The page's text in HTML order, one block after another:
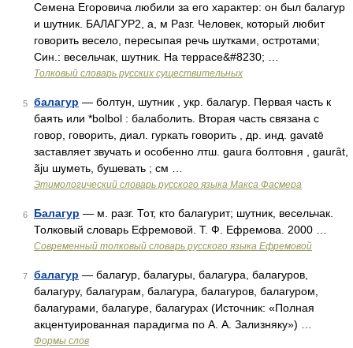
Семена Егоровича любили за его характер: он был балагур
и шутник. БАЛАГУР2, а, м Разг. Человек, который любит
говорить весело, пересыпая речь шутками, остротами;
Син.: весельчак, шутник. На террасе&#8230; …
Толковый словарь русских существительных
5 балагур — болтун, шутник , укр. балагур. Первая часть к
баять или *bolbol : балаболить. Вторая часть связана с
говор, говорить, диал. гуркать говорить , др. инд. gavatē
заставляет звучать и особенно лтш. gaura болтовня , gaurât,
ãju шуметь, бушевать ; см …
Этимологический словарь русского языка Макса Фасмера
6 Балагур — м. разг. Тот, кто балагурит; шутник, весельчак.
Толковый словарь Ефремовой. Т. Ф. Ефремова. 2000 …
Современный толковый словарь русского языка Ефремовой
7 балагур — балагур, балагуры, балагура, балагуров,
балагуру, балагурам, балагура, балагуров, балагуром,
балагурами, балагуре, балагурах (Источник: «Полная
акцентуированная парадигма по А. А. Зализняку») …
Формы слов